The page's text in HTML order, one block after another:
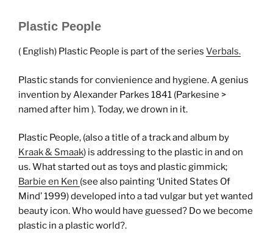
Plastic People
( English) Plastic People is part of the series Verbals.
Plastic stands for convienience and hygiene. A genius
invention by Alexander Parkes 1841 (Parkesine >
named after him ). Today, we drown in it.
Plastic People, (also a title of a track and album by
Kraak & Smaak) is addressing to the plastic in and on
us. What started out as toys and plastic gimmick;
Barbie en Ken (see also painting ‘United States Of
Mind’ 1999) developed into a tad vulgar but yet wanted
beauty icon. Who would have guessed? Do we become
plastic in a plastic world?.